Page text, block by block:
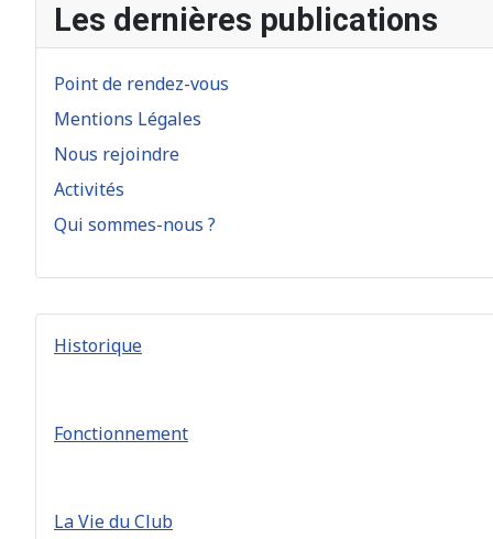
Historique
Fonctionnement
La Vie du Club
Les dernières publications
Point de rendez-vous
Mentions Légales
Nous rejoindre
Activités
Qui sommes-nous ?